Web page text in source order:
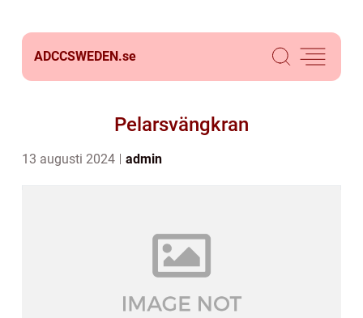
ADCCSWEDEN.se
Pelarsvängkran
13 augusti 2024 admin